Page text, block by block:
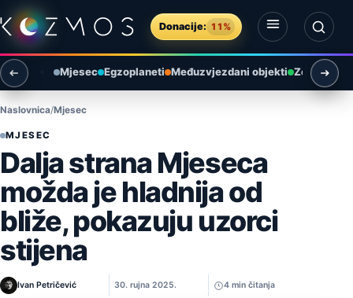
Preskoči na sadržaj
Donacije: 11%
Otvori izbornik
Otvori pretragu
Mjesec Egzoplaneti Međuzvjezdani objekti Zemlja i
Naslovnica Mjesec
MJESEC
Dalja strana Mjeseca
možda je hladnija od
bliže, pokazuju uzorci
stijena
Ivan Petričević 30. rujna 2025. 4 min čitanja